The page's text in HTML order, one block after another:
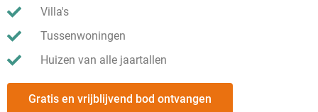
Villa's
Tussenwoningen
Huizen van alle jaartallen
Gratis en vrijblijvend bod ontvangen